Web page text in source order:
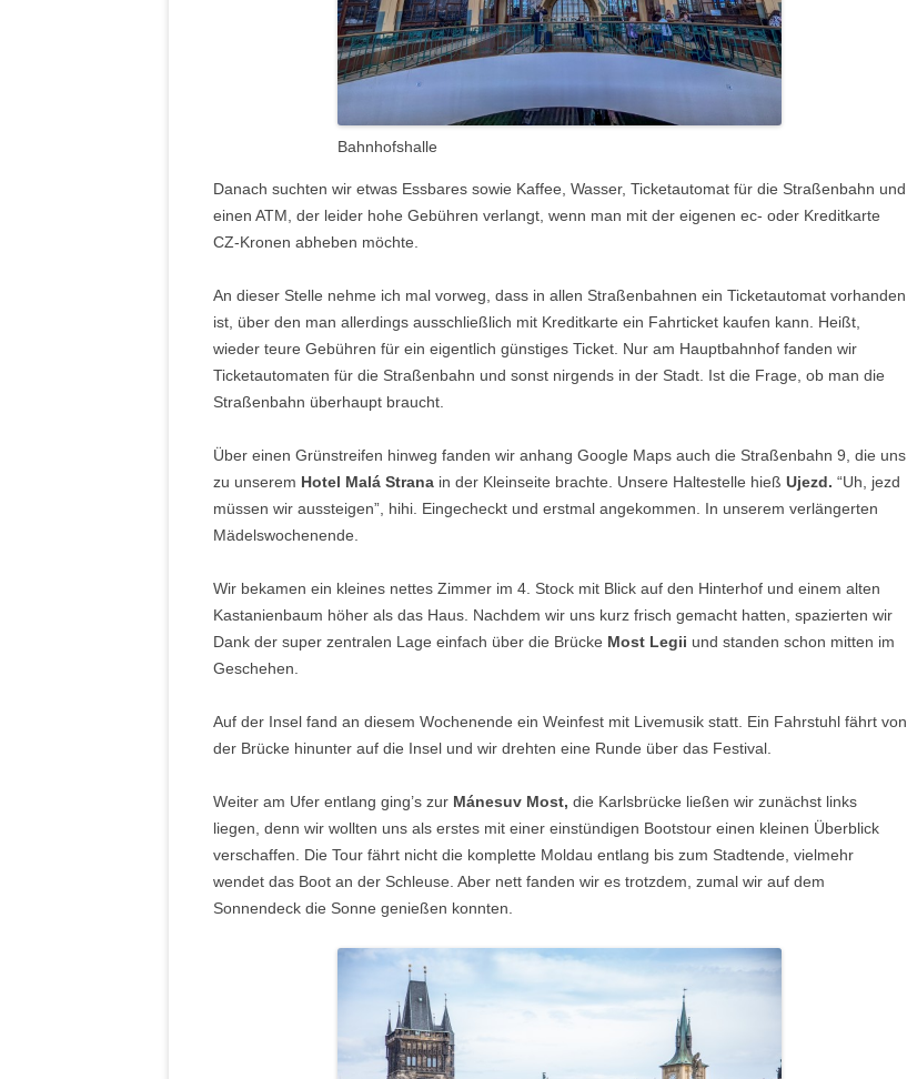
Bahnhofshalle
Danach suchten wir etwas Essbares sowie Kaffee, Wasser, Ticketautomat für die Straßenbahn und
einen ATM, der leider hohe Gebühren verlangt, wenn man mit der eigenen ec- oder Kreditkarte
CZ-Kronen abheben möchte.
An dieser Stelle nehme ich mal vorweg, dass in allen Straßenbahnen ein Ticketautomat vorhanden
ist, über den man allerdings ausschließlich mit Kreditkarte ein Fahrticket kaufen kann. Heißt,
wieder teure Gebühren für ein eigentlich günstiges Ticket. Nur am Hauptbahnhof fanden wir
Ticketautomaten für die Straßenbahn und sonst nirgends in der Stadt. Ist die Frage, ob man die
Straßenbahn überhaupt braucht.
Über einen Grünstreifen hinweg fanden wir anhang Google Maps auch die Straßenbahn 9, die uns
zu unserem Hotel Malá Strana in der Kleinseite brachte. Unsere Haltestelle hieß Ujezd. “Uh, jezd
müssen wir aussteigen”, hihi. Eingecheckt und erstmal angekommen. In unserem verlängerten
Mädelswochenende.
Wir bekamen ein kleines nettes Zimmer im 4. Stock mit Blick auf den Hinterhof und einem alten
Kastanienbaum höher als das Haus. Nachdem wir uns kurz frisch gemacht hatten, spazierten wir
Dank der super zentralen Lage einfach über die Brücke Most Legii und standen schon mitten im
Geschehen.
Auf der Insel fand an diesem Wochenende ein Weinfest mit Livemusik statt. Ein Fahrstuhl fährt von
der Brücke hinunter auf die Insel und wir drehten eine Runde über das Festival.
Weiter am Ufer entlang ging’s zur Mánesuv Most, die Karlsbrücke ließen wir zunächst links
liegen, denn wir wollten uns als erstes mit einer einstündigen Bootstour einen kleinen Überblick
verschaffen. Die Tour fährt nicht die komplette Moldau entlang bis zum Stadtende, vielmehr
wendet das Boot an der Schleuse. Aber nett fanden wir es trotzdem, zumal wir auf dem
Sonnendeck die Sonne genießen konnten.